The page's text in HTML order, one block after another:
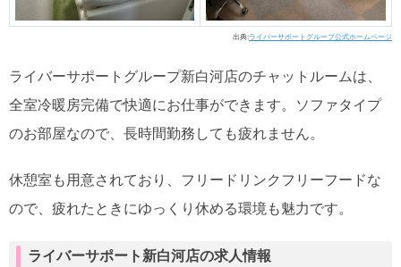
出典:ライバーサポートグループ公式ホームページ
ライバーサポートグループ新白河店のチャットルームは、
全室冷暖房完備で快適にお仕事ができます。ソファタイプ
のお部屋なので、長時間勤務しても疲れません。
休憩室も用意されており、フリードリンクフリーフードな
ので、疲れたときにゆっくり休める環境も魅力です。
ライバーサポート新白河店の求人情報